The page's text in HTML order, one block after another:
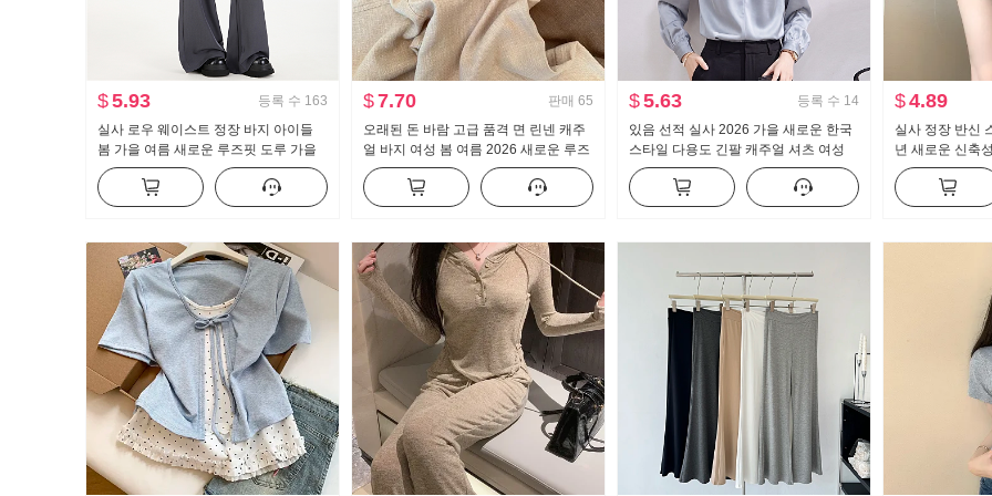
$5.93 등록 수 163
실사 로우 웨이스트 정장 바지 아이들
봄 가을 여름 새로운 루즈핏 도루 가을
센스 bf 느긋한 캐주얼 부츠컷 와이드 레
그 팬츠
$7.70 판매 65
오래된 돈 바람 고급 품격 면 린넨 캐주
얼 바지 여성 봄 여름 2026 새로운 루즈
핏 슬림해 보이는 얇고 가벼운 스트레이
트 팬츠
$5.63 등록 수 14
있음 선적 실사 2026 가을 새로운 한국
스타일 다용도 긴팔 캐주얼 셔츠 여성
셔츠
$4.89
실사 정장 반신
년 새로운 신축
핫걸 하이웨이